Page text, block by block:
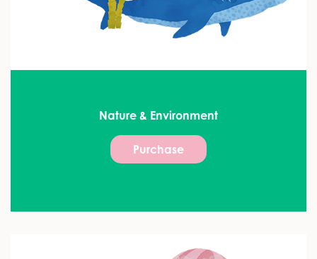
Nature & Environment
Purchase